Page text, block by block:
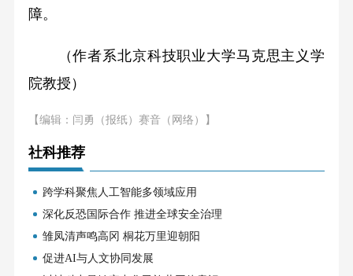
障。
（作者系北京科技职业大学马克思主义学
院教授）
【编辑：闫勇（报纸）赛音（网络）】
社科推荐
跨学科聚焦人工智能多领域应用
深化反恐国际合作 推进全球安全治理
雏凤清声鸣高冈 桐花万里迎朝阳
促进AI与人文协同发展